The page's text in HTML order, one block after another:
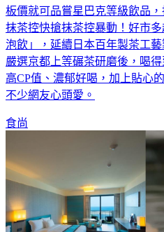
板價就可品嘗星巴克等級飲品
抹茶控快搶抹茶控暴動！好市
泡飲」，延續日本百年製茶工
嚴選京都上等碾茶研磨後，喝
高CP值、濃郁好喝，加上貼心
不少網友心頭愛。
食尚